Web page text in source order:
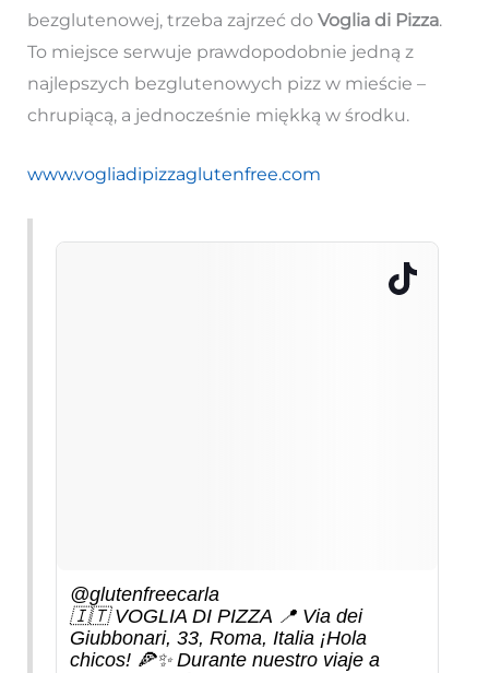
bezglutenowej, trzeba zajrzeć do Voglia di Pizza.
To miejsce serwuje prawdopodobnie jedną z
najlepszych bezglutenowych pizz w mieście –
chrupiącą, a jednocześnie miękką w środku.
www.vogliadipizzaglutenfree.com
@glutenfreecarla
🇮🇹 VOGLIA DI PIZZA 📍 Via dei
Giubbonari, 33, Roma, Italia ¡Hola
chicos! 🍕✨ Durante nuestro viaje a